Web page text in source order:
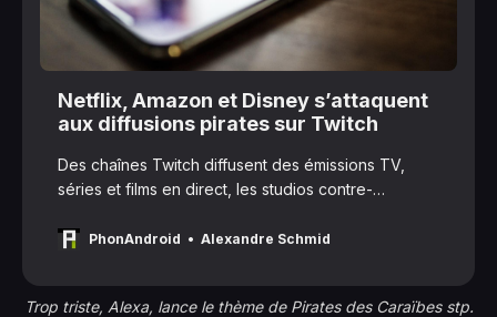
Netflix, Amazon et Disney s’attaquent
aux diffusions pirates sur Twitch
Des chaînes Twitch diffusent des émissions TV,
séries et films en direct, les studios contre-
PhonAndroid Alexandre Schmid
Trop triste, Alexa, lance le thème de Pirates des Caraïbes stp.